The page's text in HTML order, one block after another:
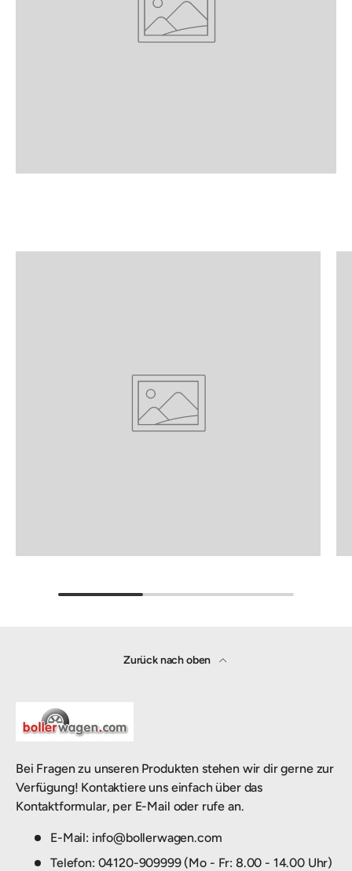
Zurück nach oben
Bei Fragen zu unseren Produkten stehen wir dir gerne zur
Verfügung! Kontaktiere uns einfach über das
Kontaktformular, per E-Mail oder rufe an.
E-Mail: info@bollerwagen.com
Telefon: 04120-909999 (Mo - Fr: 8.00 - 14.00 Uhr)